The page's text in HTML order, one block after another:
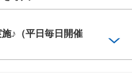
♪（平日毎日開催